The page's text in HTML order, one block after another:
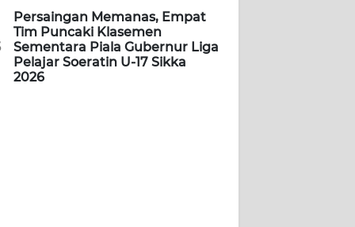
Persaingan Memanas, Empat
Tim Puncaki Klasemen
Sementara Piala Gubernur Liga
Pelajar Soeratin U-17 Sikka
2026